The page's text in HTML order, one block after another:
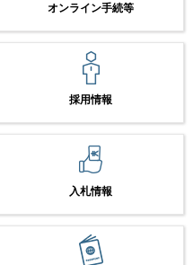
オンライン手続等
採用情報
入札情報